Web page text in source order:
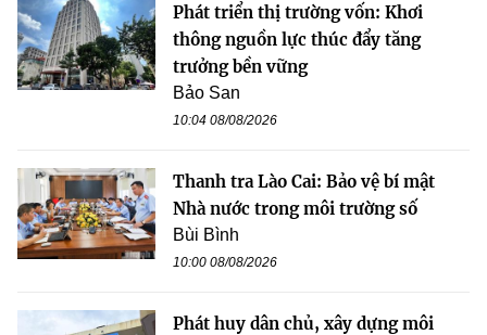
Phát triển thị trường vốn: Khơi
thông nguồn lực thúc đẩy tăng
trưởng bền vững
Bảo San
10:04 08/08/2026
Thanh tra Lào Cai: Bảo vệ bí mật
Nhà nước trong môi trường số
Bùi Bình
10:00 08/08/2026
Phát huy dân chủ, xây dựng môi